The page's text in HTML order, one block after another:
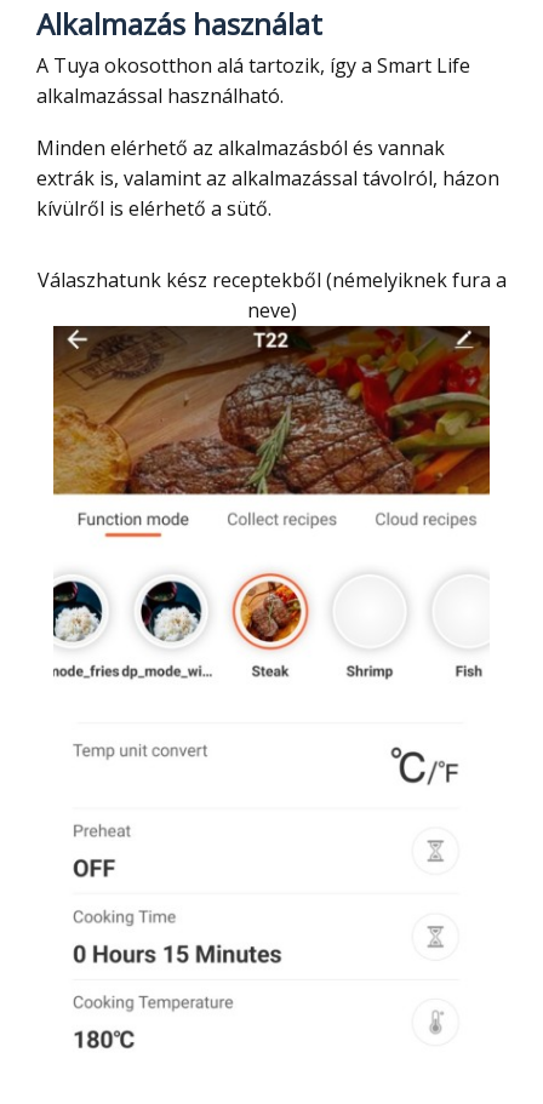
Alkalmazás használat
A Tuya okosotthon alá tartozik, így a Smart Life
alkalmazással használható.
Minden elérhető az alkalmazásból és vannak
extrák is, valamint az alkalmazással távolról, házon
kívülről is elérhető a sütő.
Válaszhatunk kész receptekből (némelyiknek fura a
neve)